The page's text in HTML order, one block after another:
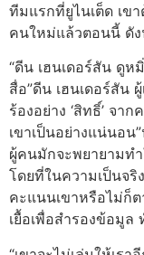
ทีมแรกที่ยูไนเต็ด เข
คนใหม่แล้วตอนนี้ ดัง
“ดีน เฮนเดอร์สัน ดูห
สื่อ”ดีน เฮนเดอร์สัน
ร้องอย่าง ‘สิทธิ์’ จา
เขาเป็นอย่างแน่นอ
ผู้คนมักจะพยายามทำ
โดยที่ในความเป็นจ
คะแนนเขาหรือไม่ก็ต
เยื้อเพื่อสำรองข้อมูล